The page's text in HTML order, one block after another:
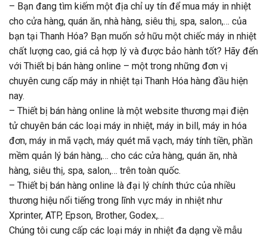
– Bạn đang tìm kiếm một địa chỉ uy tín để mua máy in nhiệt
cho cửa hàng, quán ăn, nhà hàng, siêu thị, spa, salon,… của
bạn tại Thanh Hóa? Bạn muốn sở hữu một chiếc máy in nhiệt
chất lượng cao, giá cả hợp lý và được bảo hành tốt? Hãy đến
với Thiết bị bán hàng online – một trong những đơn vị
chuyên cung cấp máy in nhiệt tại Thanh Hóa hàng đầu hiện
nay.
– Thiết bị bán hàng online là một website thương mại điện
tử chuyên bán các loại máy in nhiệt, máy in bill, máy in hóa
đơn, máy in mã vạch, máy quét mã vạch, máy tính tiền, phần
mềm quản lý bán hàng,… cho các cửa hàng, quán ăn, nhà
hàng, siêu thị, spa, salon,… trên toàn quốc.
– Thiết bị bán hàng online là đại lý chính thức của nhiều
thương hiệu nổi tiếng trong lĩnh vực máy in nhiệt như
Xprinter, ATP, Epson, Brother, Godex,…
Chúng tôi cung cấp các loại máy in nhiệt đa dạng về mẫu